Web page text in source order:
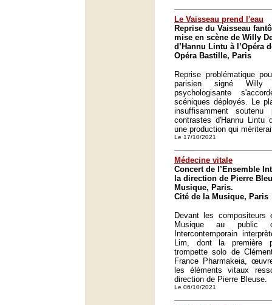
Le Vaisseau prend l'eau
Reprise du Vaisseau
mise en scène de Willy
d’Hannu Lintu à l’Opéra
Opéra Bastille, Paris
Reprise problématique
parisien signé
psychologisante
scéniques déployés. Le
insuffisamment
contrastes d'Hannu Lintu
une production qui
Le 17/10/2021
Médecine vitale
Concert de l’Ensemble
la direction de Pierre
Musique, Paris.
Cité de la Musique, Paris
Devant les
Musique au public
Intercontemporain
Lim, dont la première
trompette solo de
France Pharmakeia,
les éléments vitaux
direction de Pierre Bleuse.
Le 06/10/2021